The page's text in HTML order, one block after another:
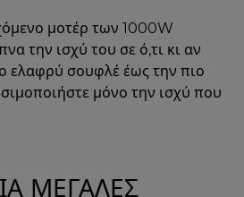
μοτέρ των 1000W
την ισχύ του σε ό,τι κι αν
ελαφρύ σουφλέ έως την πιο
μόνο την ισχύ που
ΜΕΓΑΛΕΣ